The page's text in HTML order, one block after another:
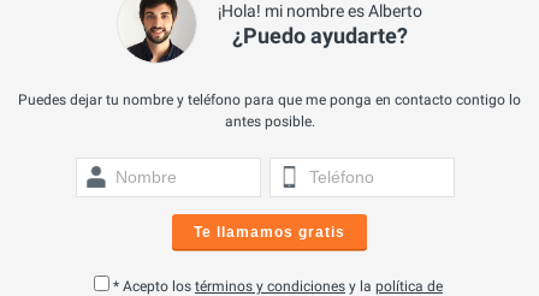
¡Hola! mi nombre es Alberto
¿Puedo ayudarte?
Puedes dejar tu nombre y teléfono para que me ponga en contacto contigo lo
antes posible.
Te llamamos gratis
* Acepto los términos y condiciones y la política de